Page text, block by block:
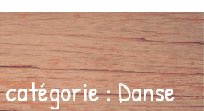
catégorie :Danse